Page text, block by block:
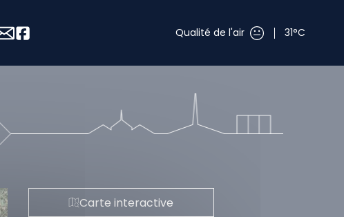
Qualité de l'air 31°C
Carte interactive